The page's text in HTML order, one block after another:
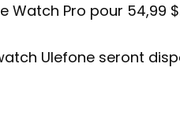
Watch Pro pour 54,99
Ulefone seront